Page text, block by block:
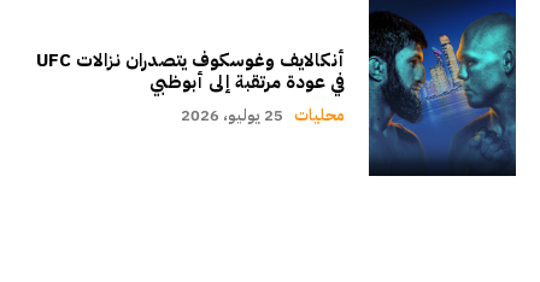
أنكالايف وغوسكوف يتصدران نزالات UFC
في عودة مرتقبة إلى أبوظبي
محليات 25 يوليو، 2026